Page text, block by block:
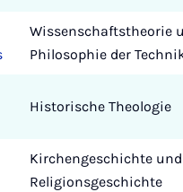
Wissenschaftstheorie
Philosophie der
Historische Theologie
Kirchengeschichte und
Religionsgeschichte